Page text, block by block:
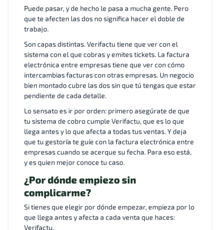
Puede pasar, y de hecho le pasa a mucha gente. Pero
que te afecten las dos no significa hacer el doble de
trabajo.
Son capas distintas. Verifactu tiene que ver con el
sistema con el que cobras y emites tickets. La factura
electrónica entre empresas tiene que ver con cómo
intercambias facturas con otras empresas. Un negocio
bien montado cubre las dos sin que tú tengas que estar
pendiente de cada detalle.
Lo sensato es ir por orden: primero asegúrate de que
tu sistema de cobro cumple Verifactu, que es lo que
llega antes y lo que afecta a todas tus ventas. Y deja
que tu gestoría te guíe con la factura electrónica entre
empresas cuando se acerque su fecha. Para eso está,
y es quien mejor conoce tu caso.
¿Por dónde empiezo sin
complicarme?
Si tienes que elegir por dónde empezar, empieza por lo
que llega antes y afecta a cada venta que haces:
Verifactu.